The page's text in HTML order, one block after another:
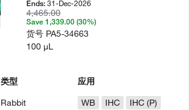
类型
Rabbit
应用
WB
IHC
IHC (P)
Ends:31-Dec-2026
4,465.00
Save 1,339.00 (30%)
货号 PA5-34663
100 µL